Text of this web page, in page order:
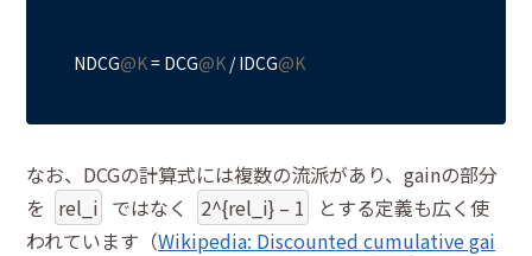
NDCG@K= DCG@K / IDCG@K
なお、DCGの計算式には複数の流派があり、gainの部分
を rel_i ではなく 2^{rel_i} – 1
とする定義も広く使
われています（Wikipedia: Discounted cumulative gai